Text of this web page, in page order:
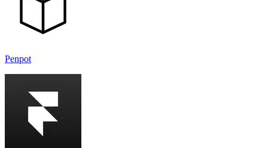
Penpot